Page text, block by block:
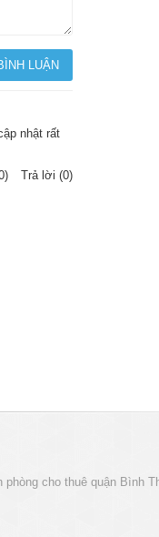
nhật rất
Trả lời (0)
phòng cho thuê quận Bình